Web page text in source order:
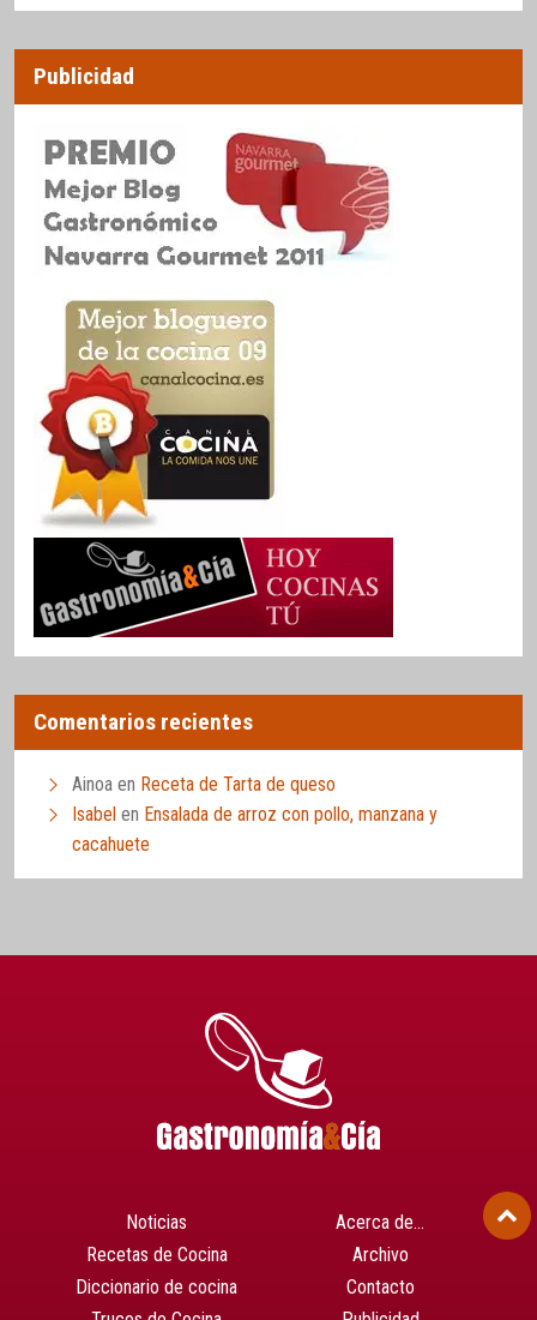
Publicidad
Comentarios recientes
Ainoa en Receta de Tarta de queso
Isabel en Ensalada de arroz con pollo, manzana y
cacahuete
Noticias
Recetas de Cocina
Diccionario de cocina
Acerca de…
Archivo
Contacto